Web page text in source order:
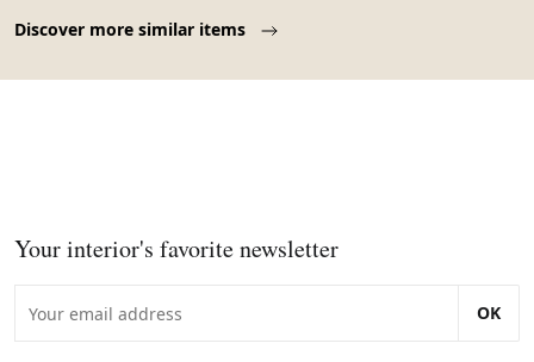
Discover more similar items
Your interior's favorite newsletter
OK